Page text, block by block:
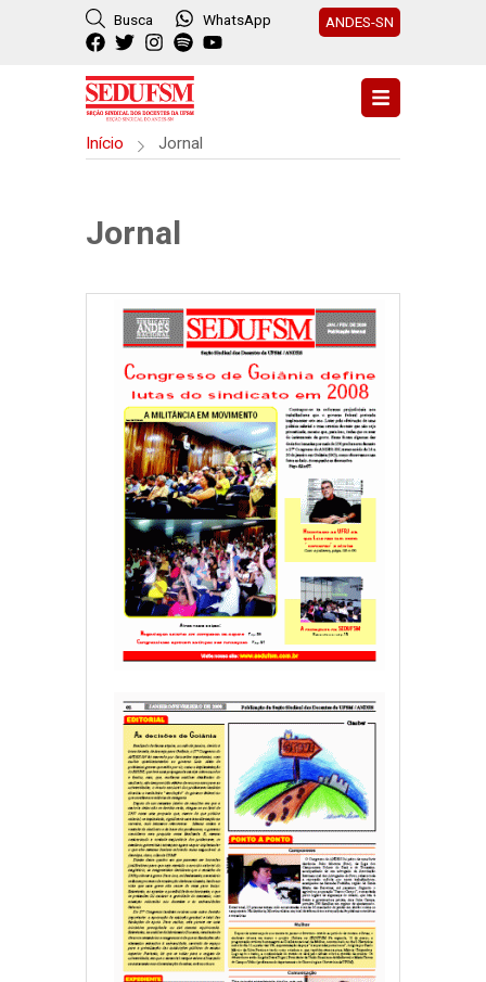
Busca WhatsApp ANDES-SN
Início Jornal
Jornal